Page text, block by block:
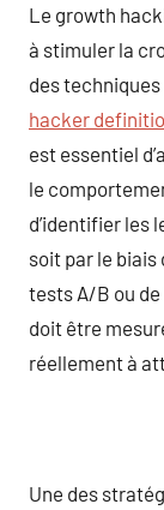
Le growth
à stimuler la
des
hacker
est essentiel
le
d’identifier les
soit par le biais
tests A/B ou
doit être
réellement à
Une des